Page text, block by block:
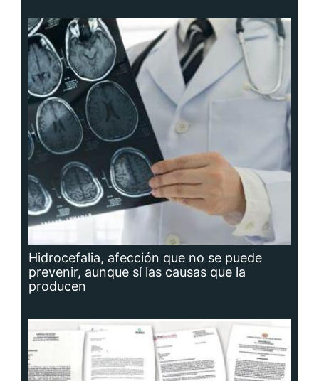
Hidrocefalia, afección que no se puede
prevenir, aunque sí las causas que la
producen